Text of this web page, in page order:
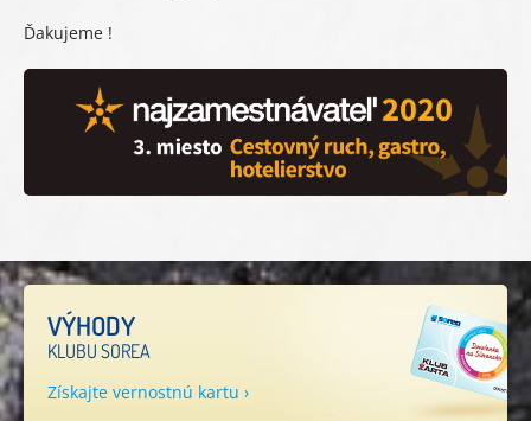
Ďakujeme !
VÝHODY
KLUBU SOREA
Získajte vernostnú kartu ›